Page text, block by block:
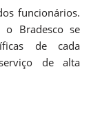
funcionários.
o Bradesco se
de cada
de alta